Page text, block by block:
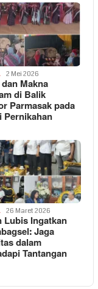
2 Mei 2026
Makna
di Balik
Parmasak pada
Pernikahan
26 Maret 2026
Lubis Ingatkan
Jaga
dalam
Tantangan